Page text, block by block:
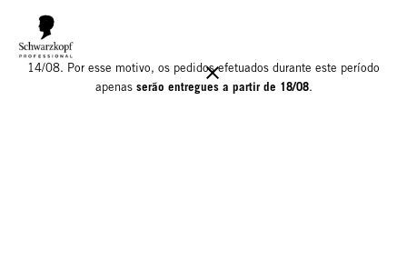
Informamos que o nosso armazém estará encerrado para férias até
14/08. Por esse motivo, os pedidos efetuados durante este período
apenas serão entregues a partir de 18/08.